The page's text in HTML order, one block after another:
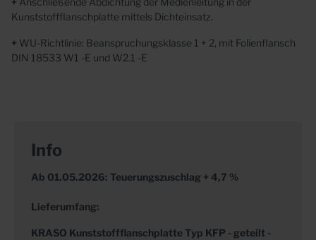
Kunststoffflanschplatte mittels Dichteinsatz.
+ WU-Richtlinie: Beanspruchungsklasse 1 + 2, mit Folienflansch
DIN 18533 W1 -E und W2.1 -E
Info
Ab 01.05.2026: Teuerungszuschlag + 4,7 %
Lieferumfang:
KRASO Kunststoffflanschplatte Typ KFP - geteilt -